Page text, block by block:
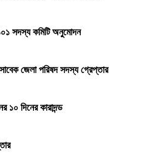
১০১ সদস্য কমিটি অনুমোদন
জেলা পরিষদ সদস্য গ্রেপ্তার
১০ দিনের কারাদন্ড